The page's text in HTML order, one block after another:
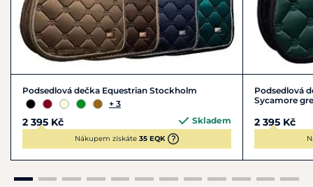
Podsedlová dečka Equestrian Stockholm
+ 3
2 395 Kč Skladem
Nákupem získáte 35 EQK
Podsedlová
Sycamore
2 395 Kč